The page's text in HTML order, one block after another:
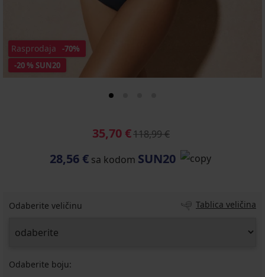
-20 % SUN20
Rasprodaja -70%
35,70 €118,99 €
28,56 €sa kodom SUN20
Odaberite veličinu Tablica veličina
Odaberite boju: